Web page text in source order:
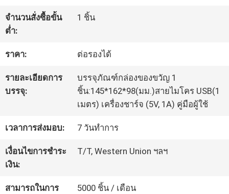
ทัวร์
โรงงาน
ควบคุม
คุณภาพ
ข่าว
กรณี
จำนวนสั่งซื้อขั้น
ต่ำ:
1 ชิ้น
ราคา: ต่อรองได้
รายละเอียดการ
บรรจุ:
บรรจุภัณฑ์กล่องของขวัญ 1
ชิ้น:145*162*98(มม.)สายไมโคร USB(1
เมตร) เครื่องชาร์จ (5V, 1A) คู่มือผู้ใช้
เวลาการส่งมอบ: 7 วันทำการ
เงื่อนไขการชำระ
เงิน:
T/T, Western Union ฯลฯ
สามารถในการ
5000 ชิ้น / เดือน